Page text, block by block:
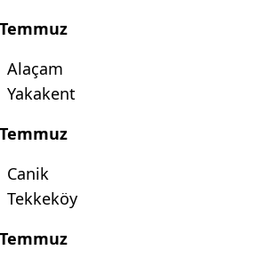
Alaçam
Yakakent
Canik
Tekkeköy